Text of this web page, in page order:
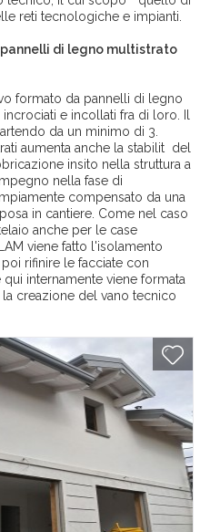
reti tecnologiche e impianti.
di legno multistrato
formato da pannelli di legno
e incollati fra di loro. Il
da un minimo di 3.
aumenta anche la stabilit del
insito nella struttura a
nella fase di
compensato da una
in cantiere. Come nel caso
anche per le case
viene fatto l'isolamento
rifinire le facciate con
internamente viene formata
creazione del vano tecnico